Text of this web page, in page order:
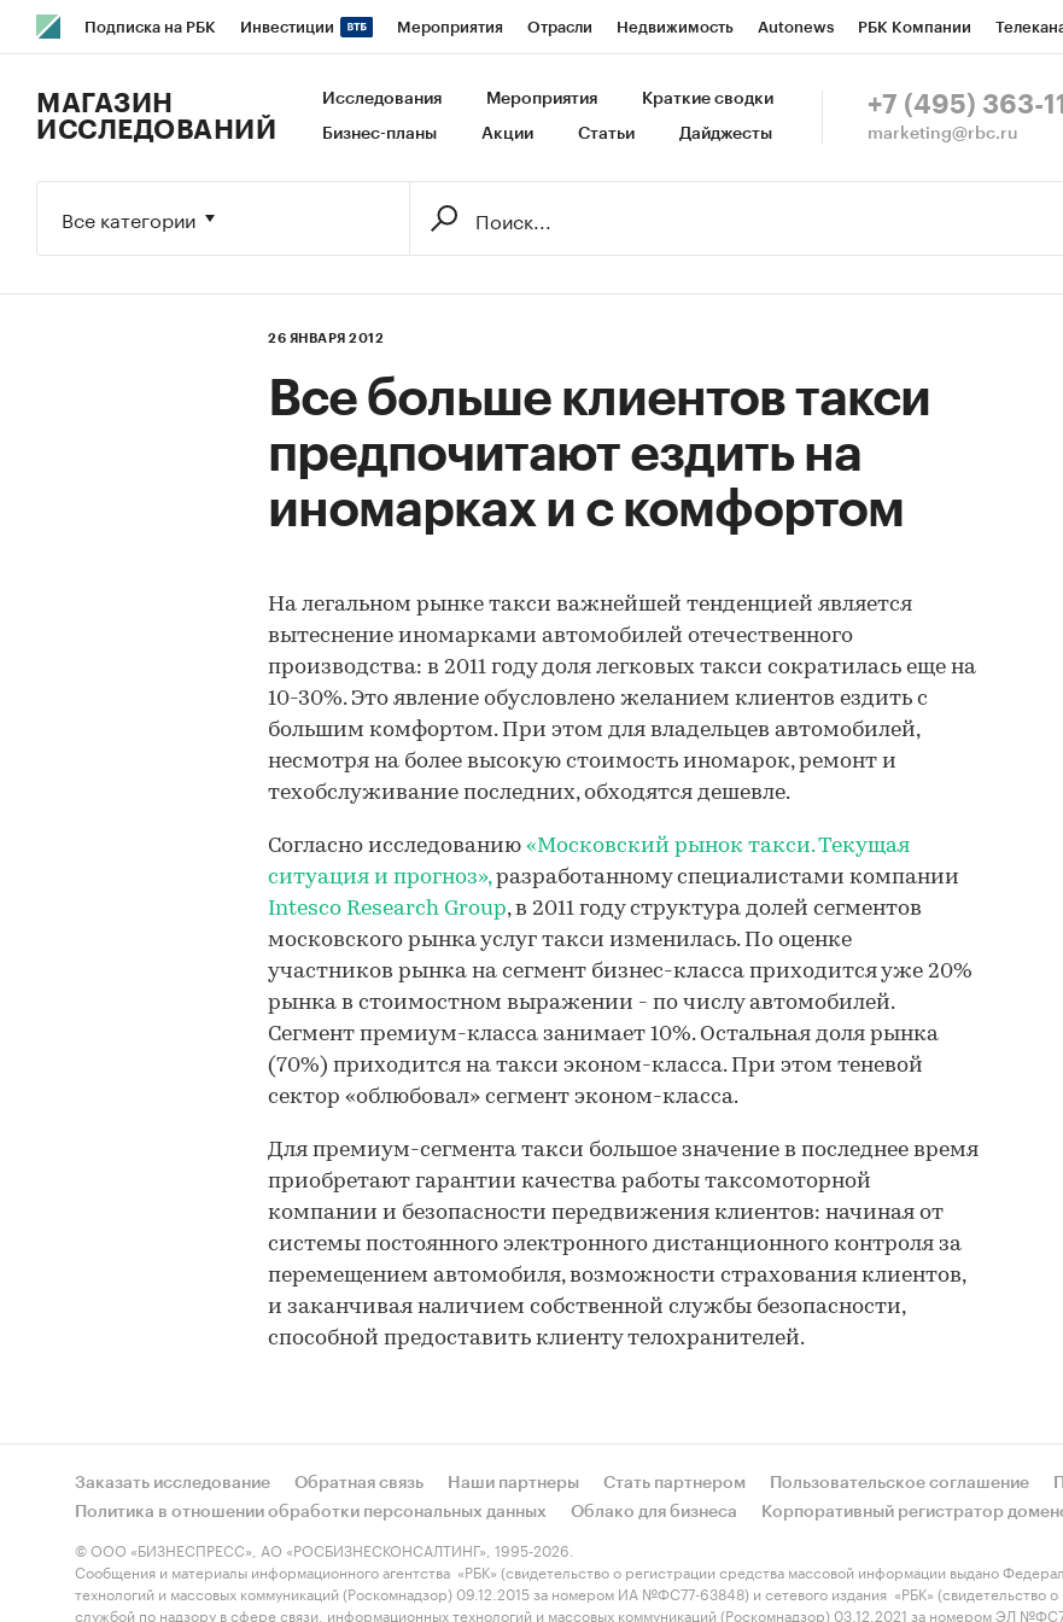
Подписка на РБК Инвестиции Мероприятия Отрасли Недвижимость Autonews РБК Компании
Исследования Кредитные рейтинги Франшизы Газета Спецпроекты СПб Конференции СПб Спецпроекты
МАГАЗИН
ИССЛЕДОВАНИЙ
Исследования Мероприятия Краткие сводки
Бизнес-планы Акции Статьи Дайджесты
+7 (495) 363-
marketing@rbc.ru
Все категории
26 ЯНВАРЯ 2012
Все больше клиентов такси
предпочитают ездить на
иномарках и с комфортом
На легальном рынке такси важнейшей тенденцией является
вытеснение иномарками автомобилей отечественного
производства: в 2011 году доля легковых такси сократилась еще на
10-30%. Это явление обусловлено желанием клиентов ездить с
большим комфортом. При этом для владельцев автомобилей,
несмотря на более высокую стоимость иномарок, ремонт и
техобслуживание последних, обходятся дешевле.
Согласно исследованию «Московский рынок такси. Текущая
ситуация и прогноз»,разработанному специалистами компании
Intesco Research Group, в 2011 году структура долей сегментов
московского рынка услуг такси изменилась. По оценке
участников рынка на сегмент бизнес-класса приходится уже 20%
рынка в стоимостном выражении - по числу автомобилей.
Сегмент премиум-класса занимает 10%. Остальная доля рынка
(70%) приходится на такси эконом-класса. При этом теневой
сектор «облюбовал» сегмент эконом-класса.
Для премиум-сегмента такси большое значение в последнее время
приобретают гарантии качества работы таксомоторной
компании и безопасности передвижения клиентов: начиная от
системы постоянного электронного дистанционного контроля за
перемещением автомобиля, возможности страхования клиентов,
и заканчивая наличием собственной службы безопасности,
способной предоставить клиенту телохранителей.
Заказать исследование Обратная связь Наши партнеры Стать партнером Пользовательское соглашение
Политика в отношении обработки персональных данных
Облако для бизнеса Корпоративный регистратор
© ООО «БИЗНЕСПРЕСС», АО «РОСБИЗНЕСКОНСАЛТИНГ», 1995-2026.
Сообщения и материалы информационного агентства «РБК» (свидетельство о регистрации средства массовой информации выдано
технологий и массовых коммуникаций (Роскомнадзор) 09.12.2015 за номером ИА №ФС77-63848) и сетевого издания «РБК» (свидетельство
службой по надзору в сфере связи, информационных технологий и массовых коммуникаций (Роскомнадзор) 03.12.2021 за номером ЭЛ